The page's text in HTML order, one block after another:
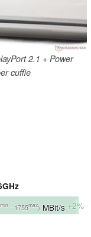
2.1 + Power
cuffie
min - 1755max) MBit/s +2%